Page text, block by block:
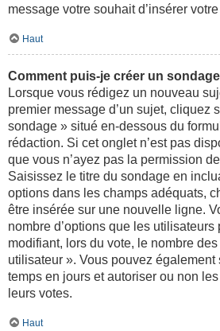
message votre souhait d’insérer
Haut
Comment puis-je créer un
Lorsque vous rédigez un nouveau
premier message d’un sujet, cliquez
sondage » situé en-dessous du
rédaction. Si cet onglet n’est pas
que vous n’ayez pas la permission
Saisissez le titre du sondage en
options dans les champs adéquats,
être insérée sur une nouvelle ligne.
nombre d’options que les utilisateurs
modifiant, lors du vote, le nombre
utilisateur ». Vous pouvez
temps en jours et autoriser ou non
leurs votes.
Haut